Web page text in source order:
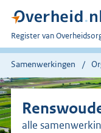
U
bent
nu
Register van
Samenwerkingen
alle